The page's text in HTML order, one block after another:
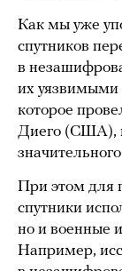
Как мы уже
спутников
в
их уязвимыми
которое
Диего (США),
При этом для
спутники
но и военные
Например,